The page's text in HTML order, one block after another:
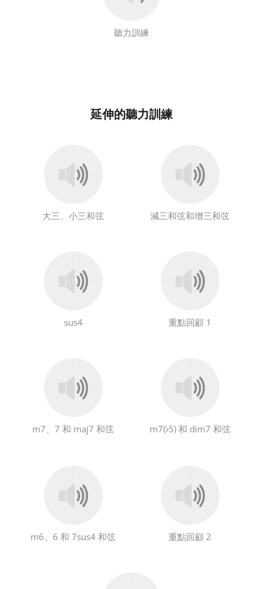
聽力訓練
延伸的聽力訓練
大三、小三和弦 減三和弦和增三和弦
sus4 重點回顧 1
m7、7 和 maj7 和弦 m7(♭5) 和 dim7 和弦
m6、6 和 7sus4 和弦 重點回顧 2